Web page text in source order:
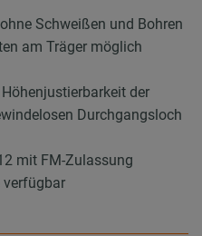
Schweißen und Bohren
am Träger möglich
der
Durchgangsloch
mit FM-Zulassung
verfügbar